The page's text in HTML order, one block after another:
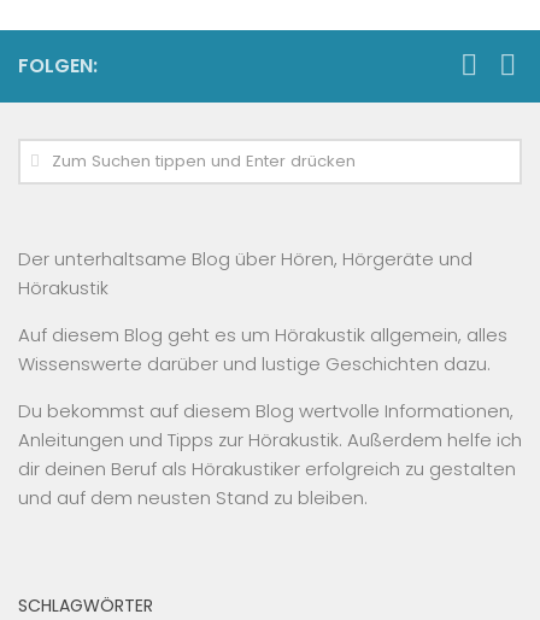
FOLGEN:
Der unterhaltsame Blog über Hören, Hörgeräte und
Hörakustik
Auf diesem Blog geht es um Hörakustik allgemein, alles
Wissenswerte darüber und lustige Geschichten dazu.
Du bekommst auf diesem Blog wertvolle Informationen,
Anleitungen und Tipps zur Hörakustik. Außerdem helfe ich
dir deinen Beruf als Hörakustiker erfolgreich zu gestalten
und auf dem neusten Stand zu bleiben.
SCHLAGWÖRTER